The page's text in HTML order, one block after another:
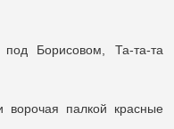
Борисовом, Та-та-та
ворочая палкой красные